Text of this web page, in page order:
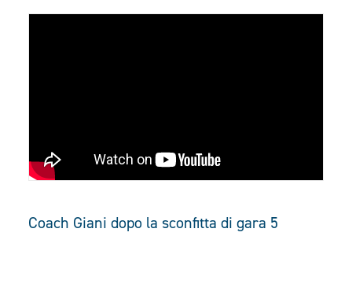
Coach Giani dopo la sconfitta di gara 5